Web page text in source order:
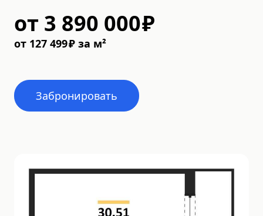
от 3 890 000₽
от 127 499₽ за м²
Забронировать